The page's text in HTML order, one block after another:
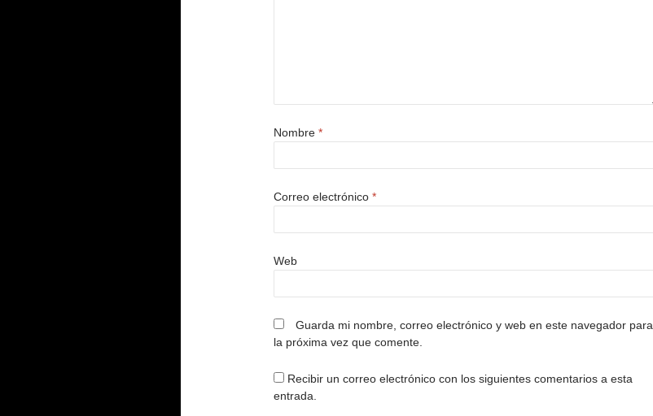
Nombre *
Correo electrónico *
Web
Guarda mi nombre, correo electrónico y web en este navegador para
la próxima vez que comente.
Recibir un correo electrónico con los siguientes comentarios a esta
entrada.